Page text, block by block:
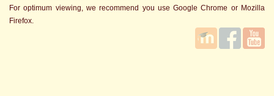
For optimum viewing, we recommend you use Google Chrome or Mozilla
Firefox.